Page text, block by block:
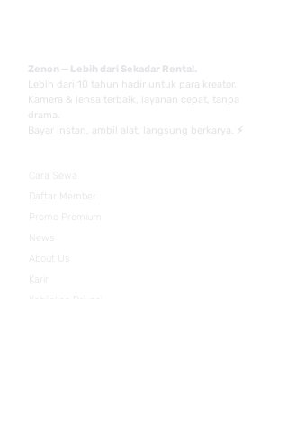
Zenon — Lebih dari Sekadar Rental.
Lebih dari 10 tahun hadir untuk para kreator.
Kamera & lensa terbaik, layanan cepat, tanpa
drama.
Bayar instan, ambil alat, langsung berkarya. ⚡
Cara Sewa
Daftar Member
Promo Premium
News
About Us
Karir